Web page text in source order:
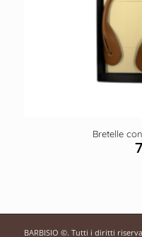
Bretelle
BARBISIO ©. Tutti i diritti